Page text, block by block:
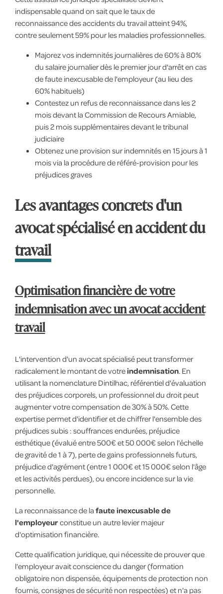
indispensable quand on sait que le taux de
reconnaissance des accidents du travail atteint 94%,
contre seulement 59% pour les maladies professionnelles.
Majorez vos indemnités journalières de 60% à 80%
du salaire journalier dès le premier jour d'arrêt en cas
de faute inexcusable de l'employeur (au lieu des
60% habituels)
Contestez un refus de reconnaissance dans les 2
mois devant la Commission de Recours Amiable,
puis 2 mois supplémentaires devant le tribunal
judiciaire
Obtenez une provision sur indemnités en 15 jours à 1
mois via la procédure de référé-provision pour les
préjudices graves
Les avantages concrets d'un
avocat spécialisé en accident du
travail
Optimisation financière de votre
indemnisation avec un avocat accident
travail
L'intervention d'un avocat spécialisé peut transformer
radicalement le montant de votre indemnisation. En
utilisant la nomenclature Dintilhac, référentiel d'évaluation
des préjudices corporels, un professionnel du droit peut
augmenter votre compensation de 30% à 50%. Cette
expertise permet d'identifier et de chiffrer l'ensemble des
préjudices subis : souffrances endurées, préjudice
esthétique (évalué entre 500€ et 50 000€ selon l'échelle
de gravité de 1 à 7), perte de gains professionnels futurs,
préjudice d'agrément (entre 1 000€ et 15 000€ selon l'âge
et les activités perdues), ou encore incidence sur la vie
personnelle.
La reconnaissance de la faute inexcusable de
l'employeurconstitue un autre levier majeur
d'optimisation financière.
Cette qualification juridique, qui nécessite de prouver que
l'employeur avait conscience du danger (formation
obligatoire non dispensée, équipements de protection non
fournis, consignes de sécurité non respectées) et n'a pas